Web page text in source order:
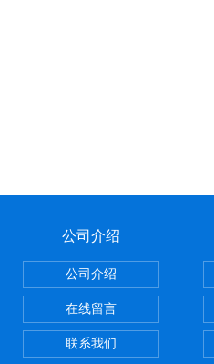
公司介绍
公司介绍
在线留言
联系我们